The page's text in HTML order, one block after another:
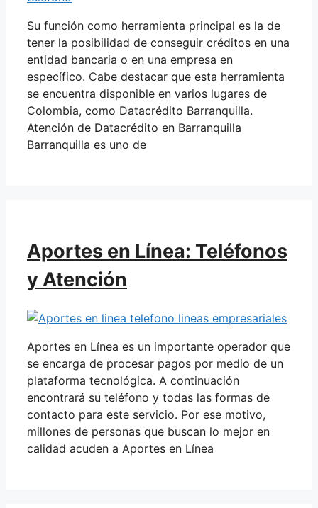
Su función como herramienta principal es la de
tener la posibilidad de conseguir créditos en una
entidad bancaria o en una empresa en
específico. Cabe destacar que esta herramienta
se encuentra disponible en varios lugares de
Colombia, como Datacrédito Barranquilla.
Atención de Datacrédito en Barranquilla
Barranquilla es uno de
Aportes en Línea: Teléfonos
y Atención
Aportes en Línea es un importante operador que
se encarga de procesar pagos por medio de un
plataforma tecnológica. A continuación
encontrará su teléfono y todas las formas de
contacto para este servicio. Por ese motivo,
millones de personas que buscan lo mejor en
calidad acuden a Aportes en Línea